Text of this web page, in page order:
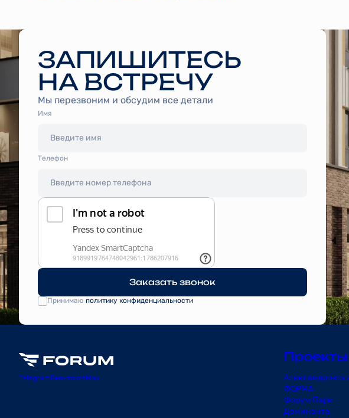
ЗАПИШИТЕСЬ
НА ВСТРЕЧУ
Мы перезвоним и обсудим все детали
Имя
Tелефон
Заказать звонок
Принимаю политику конфиденциальности
TelegramВконтактеMax
Проекты
ФОРМА
Форум Парк
Доминанта